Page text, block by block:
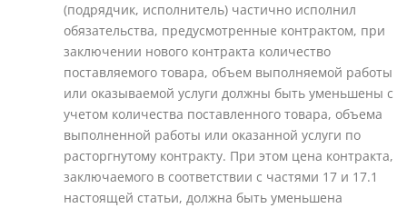
(подрядчик, исполнитель) частично исполнил
обязательства, предусмотренные контрактом, при
заключении нового контракта количество
поставляемого товара, объем выполняемой работы
или оказываемой услуги должны быть уменьшены с
учетом количества поставленного товара, объема
выполненной работы или оказанной услуги по
расторгнутому контракту. При этом цена контракта,
заключаемого в соответствии с частями 17 и 17.1
настоящей статьи, должна быть уменьшена